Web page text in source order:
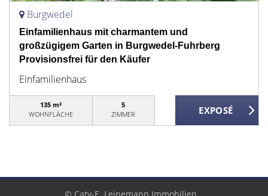
Burgwedel
Einfamilienhaus mit charmantem und
großzügigem Garten in Burgwedel-Fuhrberg
Provisionsfrei für den Käufer
Einfamilienhaus
135 m²
WOHNFLÄCHE
5
ZIMMER